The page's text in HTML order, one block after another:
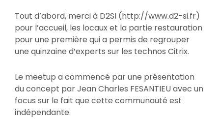
Tout d’abord, merci à D2SI (http://www.d2-si.fr)
pour l’accueil, les locaux et la partie restauration
pour une première qui a permis de regrouper
une quinzaine d’experts sur les technos Citrix.
Le meetup a commencé par une présentation
du concept par Jean Charles FESANTIEU avec un
focus sur le fait que cette communauté est
indépendante.